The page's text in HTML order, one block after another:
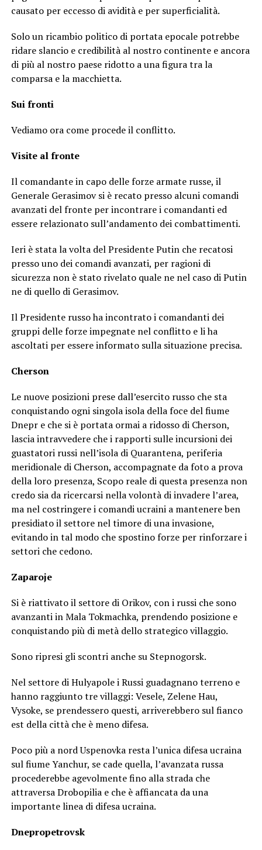
causato per eccesso di avidità e per superficialità.
Solo un ricambio politico di portata epocale potrebbe
ridare slancio e credibilità al nostro continente e ancora
di più al nostro paese ridotto a una figura tra la
comparsa e la macchietta.
Sui fronti
Vediamo ora come procede il conflitto.
Visite al fronte
Il comandante in capo delle forze armate russe, il
Generale Gerasimov si è recato presso alcuni comandi
avanzati del fronte per incontrare i comandanti ed
essere relazionato sull’andamento dei combattimenti.
Ieri è stata la volta del Presidente Putin che recatosi
presso uno dei comandi avanzati, per ragioni di
sicurezza non è stato rivelato quale ne nel caso di Putin
ne di quello di Gerasimov.
Il Presidente russo ha incontrato i comandanti dei
gruppi delle forze impegnate nel conflitto e li ha
ascoltati per essere informato sulla situazione precisa.
Cherson
Le nuove posizioni prese dall’esercito russo che sta
conquistando ogni singola isola della foce del fiume
Dnepr e che si è portata ormai a ridosso di Cherson,
lascia intravvedere che i rapporti sulle incursioni dei
guastatori russi nell’isola di Quarantena, periferia
meridionale di Cherson, accompagnate da foto a prova
della loro presenza, Scopo reale di questa presenza non
credo sia da ricercarsi nella volontà di invadere l’area,
ma nel costringere i comandi ucraini a mantenere ben
presidiato il settore nel timore di una invasione,
evitando in tal modo che spostino forze per rinforzare i
settori che cedono.
Zaparoje
Si è riattivato il settore di Orikov, con i russi che sono
avanzanti in Mala Tokmachka, prendendo posizione e
conquistando più di metà dello strategico villaggio.
Sono ripresi gli scontri anche su Stepnogorsk.
Nel settore di Hulyapole i Russi guadagnano terreno e
hanno raggiunto tre villaggi: Vesele, Zelene Hau,
Vysoke, se prendessero questi, arriverebbero sul fianco
est della città che è meno difesa.
Poco più a nord Uspenovka resta l’unica difesa ucraina
sul fiume Yanchur, se cade quella, l’avanzata russa
procederebbe agevolmente fino alla strada che
attraversa Drobopilia e che è affiancata da una
importante linea di difesa ucraina.
Dnepropetrovsk